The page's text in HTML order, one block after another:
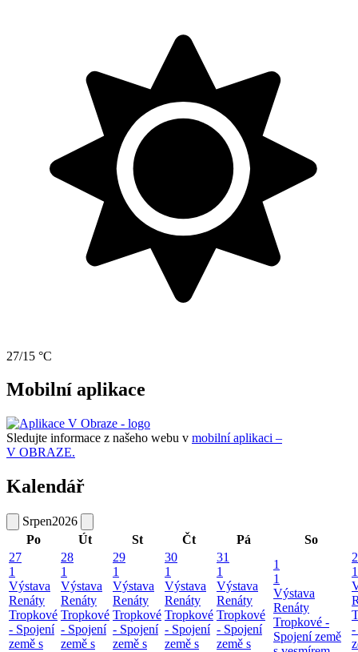
27/15 °C
Mobilní aplikace
Sledujte informace z našeho webu v mobilní aplikaci –
V OBRAZE.
Kalendář
Srpen2026
Po
Út St Čt Pá
So
27
1
Výstava
Renáty
Tropkové
- Spojení
země s
28
1
Výstava
Renáty
Tropkové
- Spojení
země s
29
1
Výstava
Renáty
Tropkové
- Spojení
země s
30
1
Výstava
Renáty
Tropkové
- Spojení
země s
31
1
Výstava
Renáty
Tropkové
- Spojení
země s
1
1
Výstava
Renáty
Tropkové -
Spojení země
2
1
-